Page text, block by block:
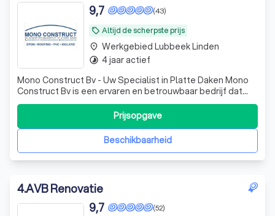
local_offer Altijd de scherpste prijs
(43)
9,7
Mono Construct Bv - Uw Specialist in Platte Daken Mono
Construct Bv is een ervaren en betrouwbaar bedrijf dat
gespecialiseerd is in het aanleggen en renoveren van
platte daken. Wij bieden hoogwaardige oplossingen met
EPDM, roofing, en isolatie, en zorgen ervoor dat elk
dakproject professioneel en d
Beschikbaarheid
Prijsopgave
place Werkgebied Lubbeek Linden
timelapse 4 jaar actief
4.AVB Renovatie
(52)
9,7